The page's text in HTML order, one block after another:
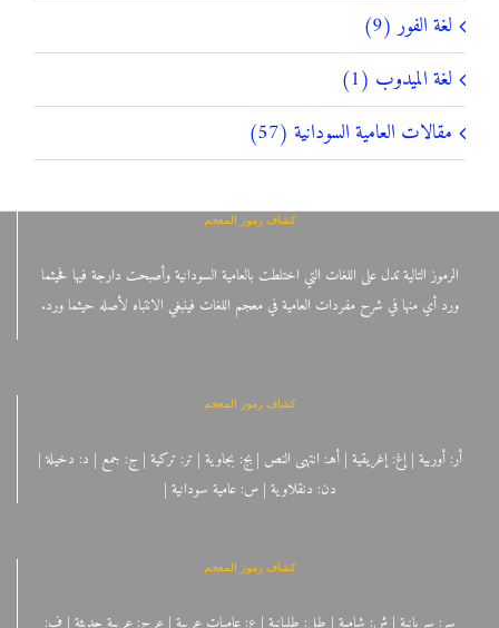
لغة الفور (9)
لغة الميدوب (1)
مقالات العامية السودانية (57)
كشاف رموز المعجم
الرموز التالية تدل على اللغات التي اختلطت بالعامية السودانية وأصبحت دارجة فيها فحيثما
ورد أي منها في شرح مفردات العامية في معجم اللغات فينبغي الانتباه لأصله حيثما ورد.
كشاف رموز المعجم
أر: أوربية | إغ: إغريقية | أهـ: انتهى النص | بج: بجاوية | تر: تركية | ج: جمع | د: دخيلة |
دن: دنقلاوية | س: عامية سودانية |
كشاف رموز المعجم